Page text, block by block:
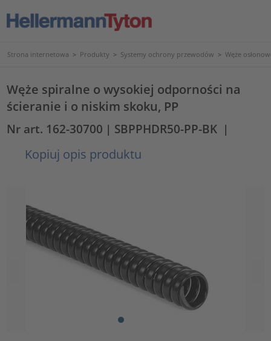
Strona internetowa > Produkty > Systemy ochrony przewodów > Węże
Węże spiralne o wysokiej odporności na
ścieranie i o niskim skoku, PP
Nr art. 162-30700 | SBPPHDR50-PP-BK |
Kopiuj opis produktu